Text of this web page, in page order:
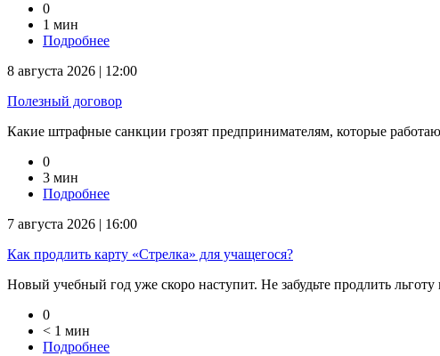
0
1 мин
Подробнее
8 августа 2026 | 12:00
Полезный договор
Какие штрафные санкции грозят предпринимателям, которые
0
3 мин
Подробнее
7 августа 2026 | 16:00
Как продлить карту «Стрелка» для учащегося?
Новый учебный год уже скоро наступит. Не забудьте продлить льготу
0
< 1 мин
Подробнее